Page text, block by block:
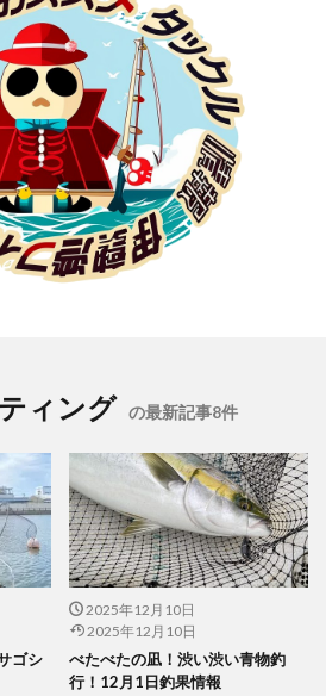
ィング の最新記事8件
ゴシ
2025年12月10日
2025年12月10日
べたべたの凪！渋い渋い青物釣
行！12月1日釣果情報